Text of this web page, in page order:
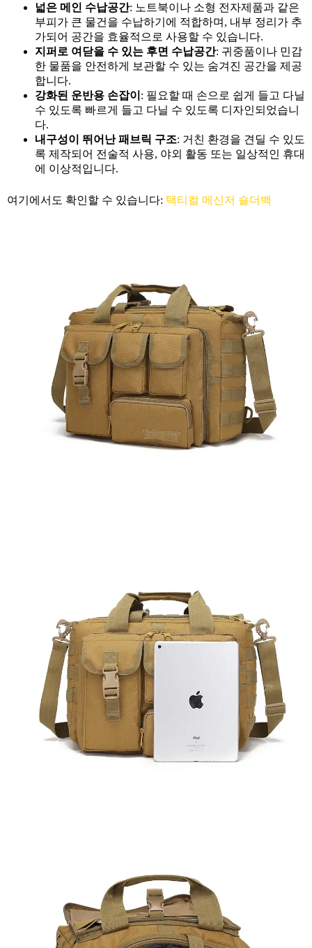
넓은 메인 수납공간: 노트북이나 소형 전자제품과 같은
부피가 큰 물건을 수납하기에 적합하며, 내부 정리가 추
가되어 공간을 효율적으로 사용할 수 있습니다.
지퍼로 여닫을 수 있는 후면 수납공간: 귀중품이나 민감
한 물품을 안전하게 보관할 수 있는 숨겨진 공간을 제공
합니다.
강화된 운반용 손잡이 : 필요할 때 손으로 쉽게 들고 다닐
수 있도록 빠르게 들고 다닐 수 있도록 디자인되었습니
다.
내구성이 뛰어난 패브릭 구조: 거친 환경을 견딜 수 있도
록 제작되어 전술적 사용, 야외 활동 또는 일상적인 휴대
에 이상적입니다.
여기에서도 확인할 수 있습니다: 택티컬 메신저 숄더백